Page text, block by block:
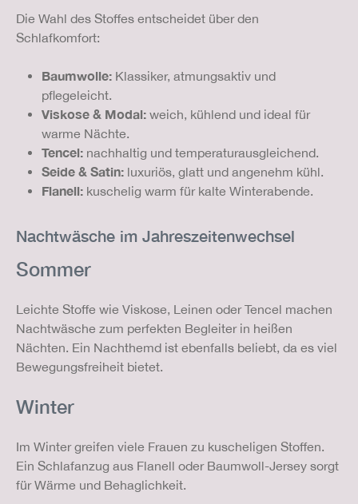
Die Wahl des Stoffes entscheidet über den
Schlafkomfort:
Baumwolle: Klassiker, atmungsaktiv und
pflegeleicht.
Viskose & Modal: weich, kühlend und ideal für
warme Nächte.
Tencel: nachhaltig und temperaturausgleichend.
Seide & Satin: luxuriös, glatt und angenehm kühl.
Flanell: kuschelig warm für kalte Winterabende.
Nachtwäsche im Jahreszeitenwechsel
Sommer
Leichte Stoffe wie Viskose, Leinen oder Tencel machen
Nachtwäsche zum perfekten Begleiter in heißen
Nächten. Ein Nachthemd ist ebenfalls beliebt, da es viel
Bewegungsfreiheit bietet.
Winter
Im Winter greifen viele Frauen zu kuscheligen Stoffen.
Ein Schlafanzug aus Flanell oder Baumwoll-Jersey sorgt
für Wärme und Behaglichkeit.